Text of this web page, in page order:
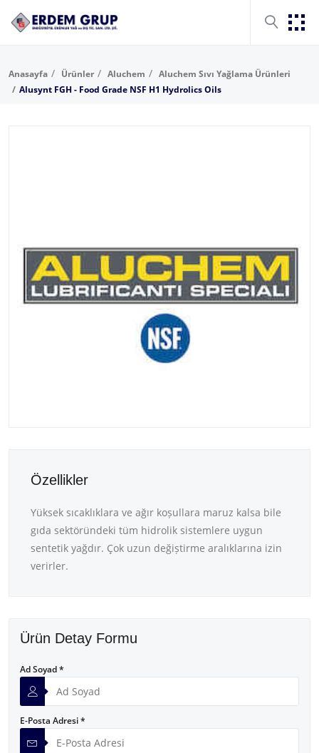
Anasayfa Ürünler Aluchem
Aluchem Sıvı Yağlama Ürünleri
Alusynt FGH - Food Grade NSF H1 Hydrolics Oils
Özellikler
Yüksek sıcaklıklara ve ağır koșullara maruz kalsa bile
gıda sektöründeki tüm hidrolik sistemlere uygun
sentetik yağdır. Çok uzun değiștirme aralıklarına izin
verirler.
Ürün Detay Formu
Ad Soyad *
E-Posta Adresi *